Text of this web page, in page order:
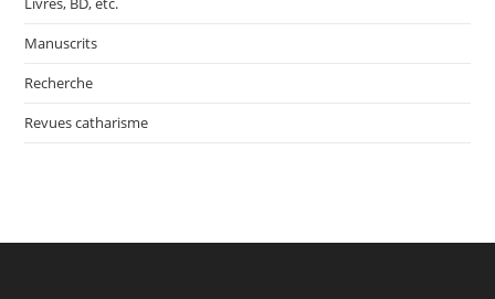
Manuscrits
Recherche
Revues catharisme